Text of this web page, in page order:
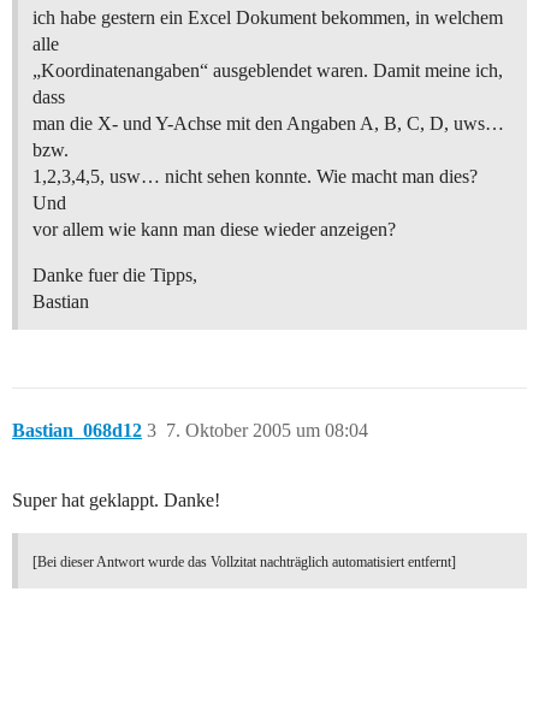
ich habe gestern ein Excel Dokument bekommen, in welchem
alle
„Koordinatenangaben“ ausgeblendet waren. Damit meine ich,
dass
man die X- und Y-Achse mit den Angaben A, B, C, D, uws…
bzw.
1,2,3,4,5, usw… nicht sehen konnte. Wie macht man dies?
Und
vor allem wie kann man diese wieder anzeigen?
Danke fuer die Tipps,
Bastian
Bastian_068d12 7. Oktober 2005 um 08:04
3
Super hat geklappt. Danke!
[Bei dieser Antwort wurde das Vollzitat nachträglich automatisiert entfernt]